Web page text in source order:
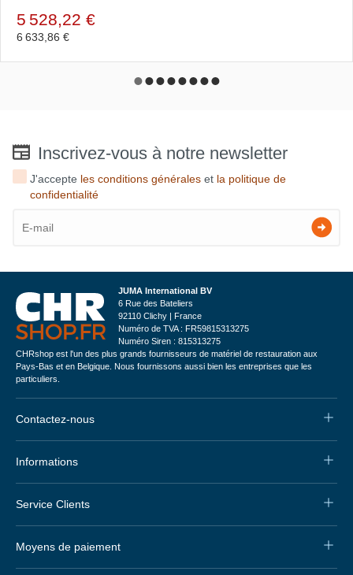
5 528,22 €
6 633,86 €
Inscrivez-vous à notre newsletter
J'accepte les conditions générales et la politique de
confidentialité
JUMA International BV
6 Rue des Bateliers
92110 Clichy | France
Numéro de TVA : FR59815313275
Numéro Siren : 815313275
CHRshop est l'un des plus grands fournisseurs de matériel de restauration aux
Pays-Bas et en Belgique. Nous fournissons aussi bien les entreprises que les
particuliers.
Contactez-nous
Informations
Service Clients
Moyens de paiement